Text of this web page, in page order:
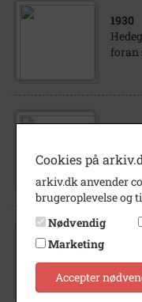
1930
foran
foran
Cookies på
arkiv.dk anvender
brugeroplevelse og
Nødvendig
Marketing
Accepter